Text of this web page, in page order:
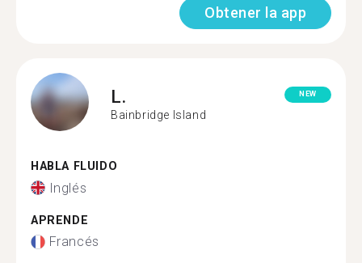
Obtener la app
L.
Bainbridge Island
NEW
HABLA FLUIDO
Inglés
APRENDE
Francés